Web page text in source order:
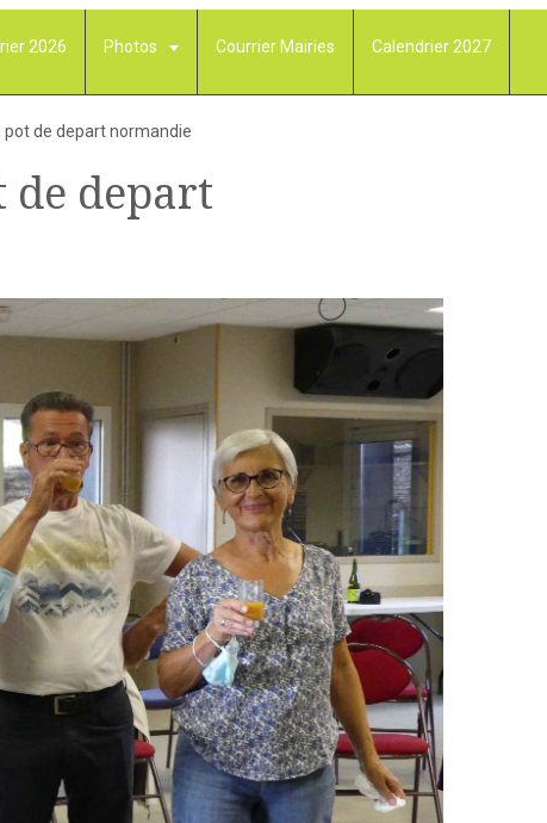
2026 Photos Courrier Mairies Calendrier 2027
pot de depart normandie
de depart